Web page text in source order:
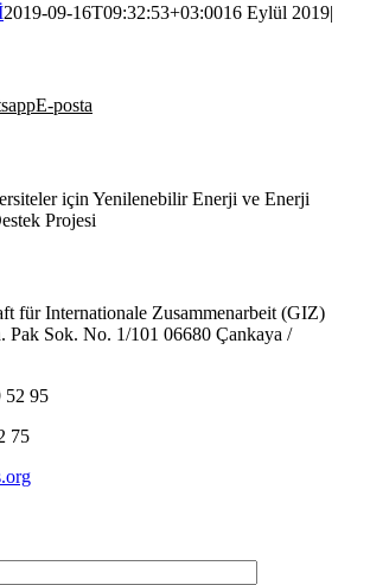
2019-09-16T09:32:53+03:0016 Eylül 2019|
E-posta
için Yenilenebilir Enerji ve Enerji
Projesi
für Internationale Zusammenarbeit (GIZ)
Sok. No. 1/101 06680 Çankaya /
52 95
75